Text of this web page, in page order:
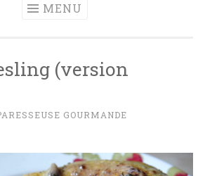
MENU
(version
GOURMANDE